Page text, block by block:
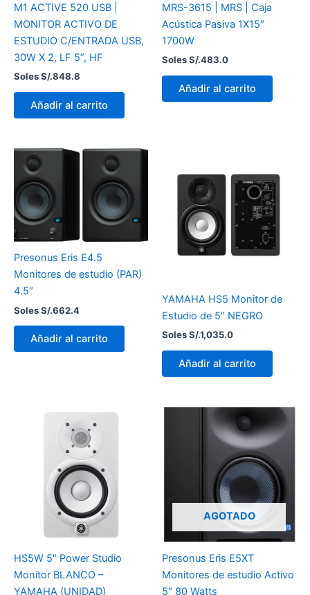
M1 ACTIVE 520 USB |
MONITOR ACTIVO DE
ESTUDIO C/ENTRADA USB,
30W X 2, LF 5”, HF
Soles S/.848.8
Añadir al carrito
MRS-3615 | MRS | Caja
Acústica Pasiva 1X15″
1700W
Soles S/.483.0
Añadir al carrito
Presonus Eris E4.5
Monitores de estudio (PAR)
4.5″
Soles S/.662.4
Añadir al carrito
YAMAHA HS5 Monitor de
Estudio de 5″ NEGRO
Soles S/.1,035.0
Añadir al carrito
HS5W 5″ Power Studio
Monitor BLANCO –
YAMAHA (UNIDAD)
AGOTADO
Presonus Eris E5XT
Monitores de estudio Activo
5″ 80 Watts